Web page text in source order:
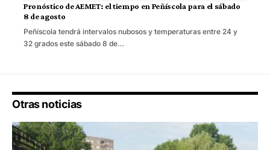
Pronóstico de AEMET: el tiempo en Peñíscola para el sábado
8 de agosto
Peñíscola tendrá intervalos nubosos y temperaturas entre 24 y
32 grados este sábado 8 de…
Otras noticias